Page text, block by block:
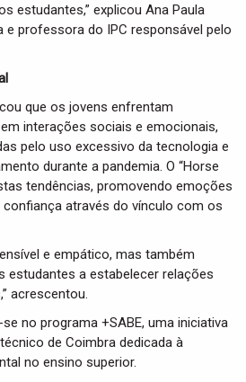
estudantes,” explicou Ana Paula
e professora do IPC responsável pelo
que os jovens enfrentam
interações sociais e emocionais,
pelo uso excessivo da tecnologia e
durante a pandemia. O “Horse
tendências, promovendo emoções
através do vínculo com os
e empático, mas também
estudantes a estabelecer relações
acrescentou.
se no programa +SABE, uma iniciativa
de Coimbra dedicada à
no ensino superior.